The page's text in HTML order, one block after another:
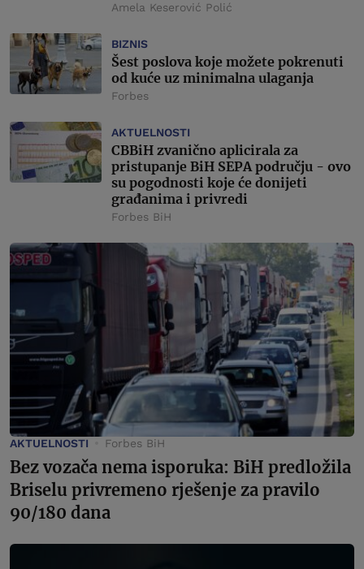
Amela Keserović Polić
BIZNIS
Šest poslova koje možete pokrenuti
od kuće uz minimalna ulaganja
Forbes
AKTUELNOSTI
CBBiH zvanično aplicirala za
pristupanje BiH SEPA području - ovo
su pogodnosti koje će donijeti
građanima i privredi
Forbes BiH
AKTUELNOSTI Forbes BiH
Bez vozača nema isporuka: BiH predložila
Briselu privremeno rješenje za pravilo
90/180 dana